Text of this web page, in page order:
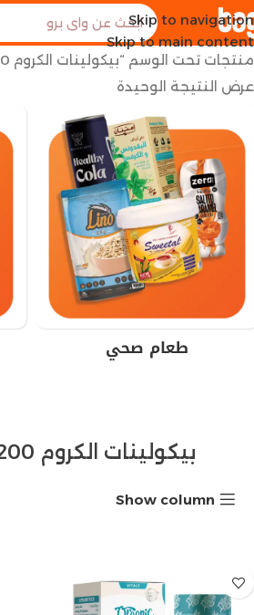
Skip to navigation
Skip to main content
الرئيسية
منتجات تحت الوسم “بيكولينات الكروم 200 ميكروجرام مصر”
عرض النتيجة الوحيدة
طعام صحي
بيكولينات الكروم 200 ميكروجرام مصر
Show column